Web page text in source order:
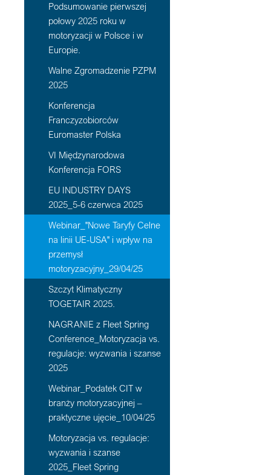
Podsumowanie pierwszej
połowy 2025 roku w
motoryzacji w Polsce i w
Europie.
Walne Zgromadzenie PZPM
2025
Konferencja
Franczyzobiorców
Euromaster Polska
VI Międzynarodowa
Konferencja FORS
EU INDUSTRY DAYS
2025_5-6 czerwca 2025
Webinar_"Nowe Taryfy Celne
na linii UE-USA" i wpływ na
przemysł
motoryzacyjny_29/04/25
Szczyt Klimatyczny
TOGETAIR 2025.
NAGRANIE z Fleet Spring
Conference_Motoryzacja vs.
regulacje: wyzwania i szanse
2025
Webinar_Podatek CIT w
branży motoryzacyjnej –
praktyczne ujęcie_10/04/25
Motoryzacja vs. regulacje:
wyzwania i szanse
2025_Fleet Spring